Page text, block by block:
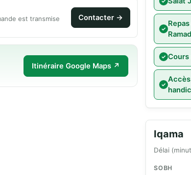
est transmise
Contacter →
Itinéraire Google Maps ↗
Accès
Iqama
Délai
SOBH